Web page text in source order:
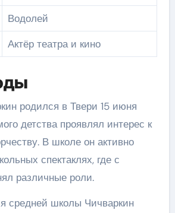
Водолей
Актёр театра и кино
родился в Твери 15 июня
детства проявлял интерес к
В школе он активно
спектаклях, где с
различные роли.
средней школы Чичваркин